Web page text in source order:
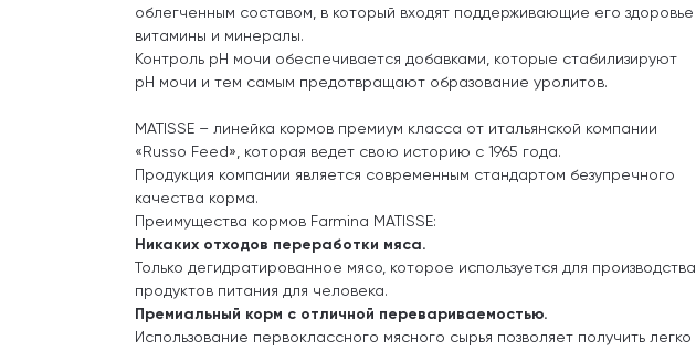
облегченным составом, в который входят поддерживающие его здоровье
витамины и минералы.
Контроль pH мочи обеспечивается добавками, которые стабилизируют
pH мочи и тем самым предотвращают образование уролитов.
MATISSE – линейка кормов премиум класса от итальянской компании
«Russo Feed», которая ведет свою историю с 1965 года.
Продукция компании является современным стандартом безупречного
качества корма.
Преимущества кормов Farmina MATISSE:
Никаких отходов переработки мяса.
Только дегидратированное мясо, которое используется для производства
продуктов питания для человека.
Премиальный корм с отличной перевариваемостью.
Использование первоклассного мясного сырья позволяет получить легко